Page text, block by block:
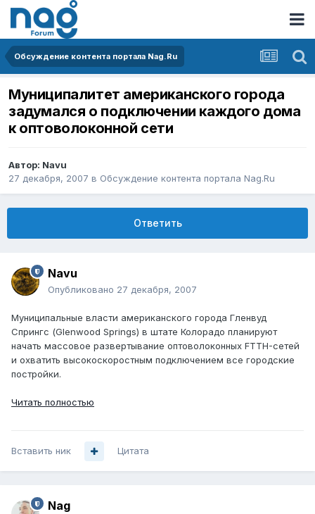
Обсуждение контента портала Nag.Ru
Муниципалитет американского города
задумался о подключении каждого дома
к оптоволоконной сети
Автор: Navu
27 декабря, 2007 в Обсуждение контента портала Nag.Ru
Ответить
Navu
Опубликовано 27 декабря, 2007
Муниципальные власти американского города Гленвуд
Спрингс (Glenwood Springs) в штате Колорадо планируют
начать массовое развертывание оптоволоконных FTTH-сетей
и охватить высокоскоростным подключением все городские
постройки.
Читать полностью
Вставить ник Цитата
Nag